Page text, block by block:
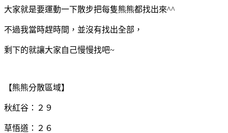
大家就是要運動一下散步把每隻熊熊都找出來^^
不過我當時趕時間，並沒有找出全部，
剩下的就讓大家自己慢慢找吧~
【熊熊分散區域】
秋紅谷：２９
草悟道：２６